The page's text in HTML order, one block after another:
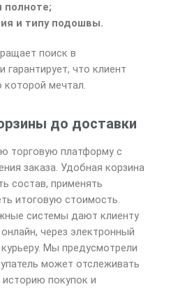
полноте;
и типу подошвы.
поиск в
гарантирует, что клиент
которой мечтал.
до доставки
торговую платформу с
заказа. Удобная корзина
состав, применять
итоговую стоимость.
системы дают клиенту
через электронный
Мы предусмотрели
может отслеживать
историю покупок и